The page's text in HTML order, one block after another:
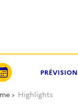
Highlights